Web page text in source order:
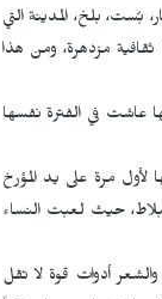
بُست، بلخ، المدينة التي
ثقافية مزدهرة، ومن هذا
عاشت في الفترة نفسها
لأول مرة على يد المؤرخ
حيث لعبت النساء
أدوات قوة لا تقل